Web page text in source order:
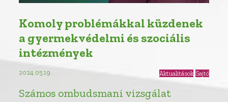
Komoly problémákkal küzdenek
a gyermekvédelmi és szociális
intézmények
2024.05.19. Aktualitások Sajtó
Számos ombudsmani vizsgálat